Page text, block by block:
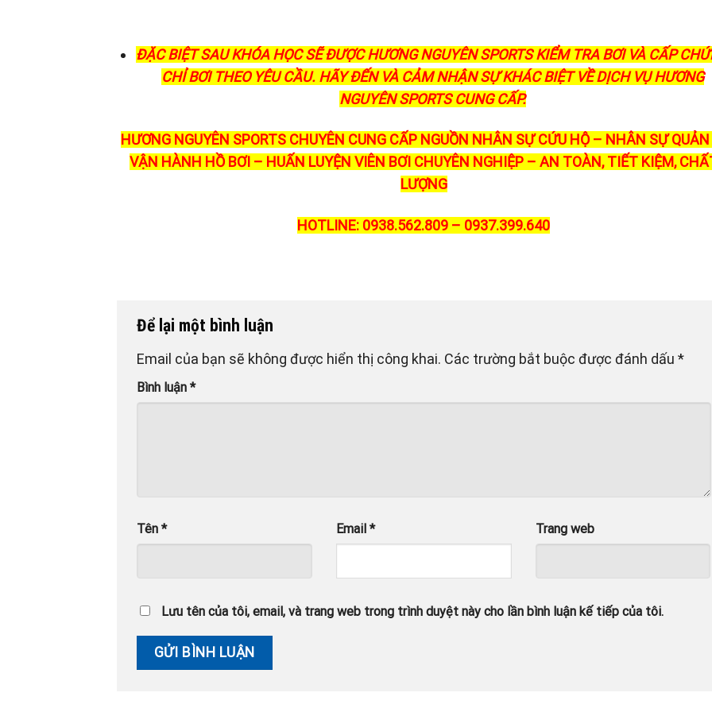
ĐẶC BIỆT SAU KHÓA HỌC SẼ ĐƯỢC HƯƠNG NGUYÊN SPORTS KIỂM TRA BƠI VÀ CẤP
CHỈ BƠI THEO YÊU CẦU. HÃY ĐẾN VÀ CẢM NHẬN SỰ KHÁC BIỆT VỀ DỊCH VỤ HƯƠNG
NGUYÊN SPORTS CUNG CẤP.
HƯƠNG NGUYÊN SPORTS CHUYÊN CUNG CẤP NGUỒN NHÂN SỰ CỨU HỘ – NHÂN SỰ QUẢN
VẬN HÀNH HỒ BƠI – HUẤN LUYỆN VIÊN BƠI CHUYÊN NGHIỆP – AN TOÀN, TIẾT KIỆM,
LƯỢNG
HOTLINE: 0938.562.809 – 0937.399.640
Để lại một bình luận
Email của bạn sẽ không được hiển thị công khai. Các trường bắt buộc được đánh dấu *
Bình luận *
Tên * Email * Trang web
Lưu tên của tôi, email, và trang web trong trình duyệt này cho lần bình luận kế tiếp của tôi.